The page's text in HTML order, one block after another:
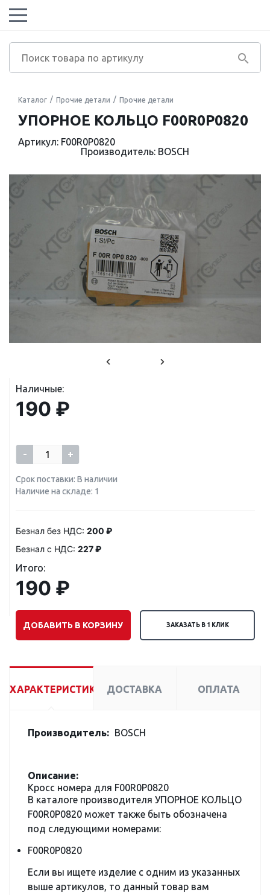
Каталог Прочие детали Прочие детали
УПОРНОЕ КОЛЬЦО F00R0P0820
Артикул: F00R0P0820
Производитель: BOSCH
Наличные:
190 ₽
- +
Срок поставки: В наличии
Наличие на складе: 1
Безнал без НДС: 200 ₽
Безнал с НДС: 227 ₽
Итого:
190 ₽
ДОБАВИТЬ В КОРЗИНУ ЗАКАЗАТЬ В 1 КЛИК
ХАРАКТЕРИСТИКИ ДОСТАВКА ОПЛАТА
Производитель: BOSCH
Описание:
Кросс номера для F00R0P0820
В каталоге производителя УПОРНОЕ КОЛЬЦО
F00R0P0820 может также быть обозначена
под следующими номерами:
F00R0P0820
Если вы ищете изделие с одним из указанных
выше артикулов, то данный товар вам